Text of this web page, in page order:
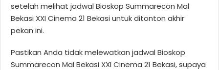
setelah melihat jadwal Bioskop Summarecon Mal
Bekasi XXI Cinema 21 Bekasi untuk ditonton akhir
pekan ini.
Pastikan Anda tidak melewatkan jadwal Bioskop
Summarecon Mal Bekasi XXI Cinema 21 Bekasi, supaya